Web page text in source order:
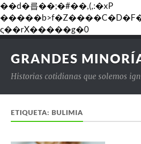
��d�릅��;�#��,(,:�xP
ς��rX�����g�0
GRANDES
Historias cotidianas que solemos
ETIQUETA:BULIMIA